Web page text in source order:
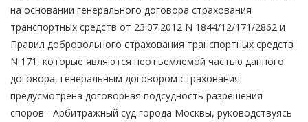
на основании генерального договора страхования
транспортных средств от 23.07.2012 N 1844/12/171/2862 и
Правил добровольного страхования транспортных средств
N 171, которые являются неотъемлемой частью данного
договора, генеральным договором страхования
предусмотрена договорная подсудность разрешения
споров - Арбитражный суд города Москвы, руководствуясь